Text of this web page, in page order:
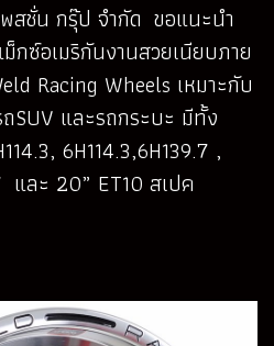
สชั่น กรุ๊ป จำกัด ขอแนะนำ
กซ์อเมริกันงานสวยเนียบภาย
Racing Wheels เหมาะกับ
SUV และรถกระบะ มีทั้ง
6H114.3,6H139.7 ,
และ 20” ET10 สเปค